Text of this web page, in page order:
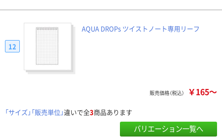
AQUA DROPs ツイストノート専用リーフ
12
販売価格（税込） ￥165～
「サイズ」「販売単位」違いで全3商品あります
バリエーション一覧へ